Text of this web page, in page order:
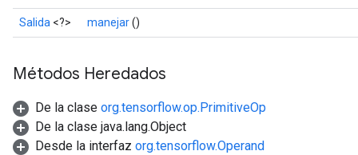
Salida <?> manejar()
Métodos Heredados
De la clase org.tensorflow.op.PrimitiveOp
De la clase java.lang.Object
Desde la interfaz org.tensorflow.Operand